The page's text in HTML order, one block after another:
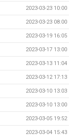
2023-03-23 10:00
2023-03-23 08:00
2023-03-19 16:05
2023-03-17 13:00
2023-03-13 11:04
2023-03-12 17:13
2023-03-10 13:03
2023-03-10 13:00
2023-03-05 19:52
2023-03-04 15:43